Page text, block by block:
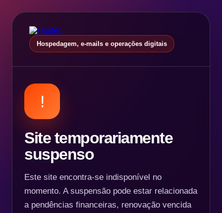
Hospedagem, e-mails e operações digitais
!
Site temporariamente
suspenso
Este site encontra-se indisponível no
momento. A suspensão pode estar relacionada
a pendências financeiras, renovação vencida